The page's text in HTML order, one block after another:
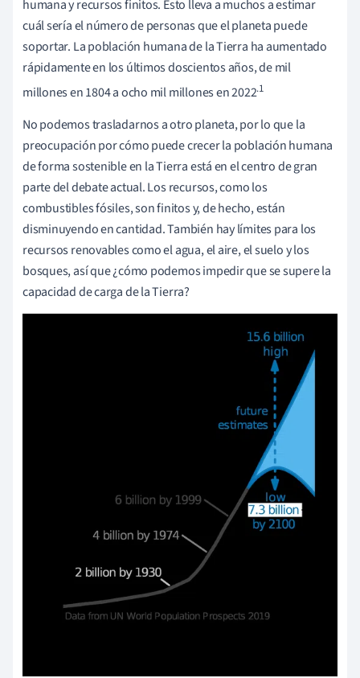
humana y recursos finitos. Esto lleva a muchos a estimar
cuál sería el número de personas que el planeta puede
soportar. La población humana de la Tierra ha aumentado
rápidamente en los últimos doscientos años, de mil
millones en 1804 a ocho mil millones en 2022.1
No podemos trasladarnos a otro planeta, por lo que la
preocupación por cómo puede crecer la población humana
de forma sostenible en la Tierra está en el centro de gran
parte del debate actual. Los recursos, como los
combustibles fósiles, son finitos y, de hecho, están
disminuyendo en cantidad. También hay límites para los
recursos renovables como el agua, el aire, el suelo y los
bosques, así que ¿cómo podemos impedir que se supere la
capacidad de carga de la Tierra?